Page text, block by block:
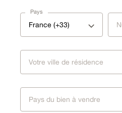
Pays
France (+33)
Pays du bien à vendre